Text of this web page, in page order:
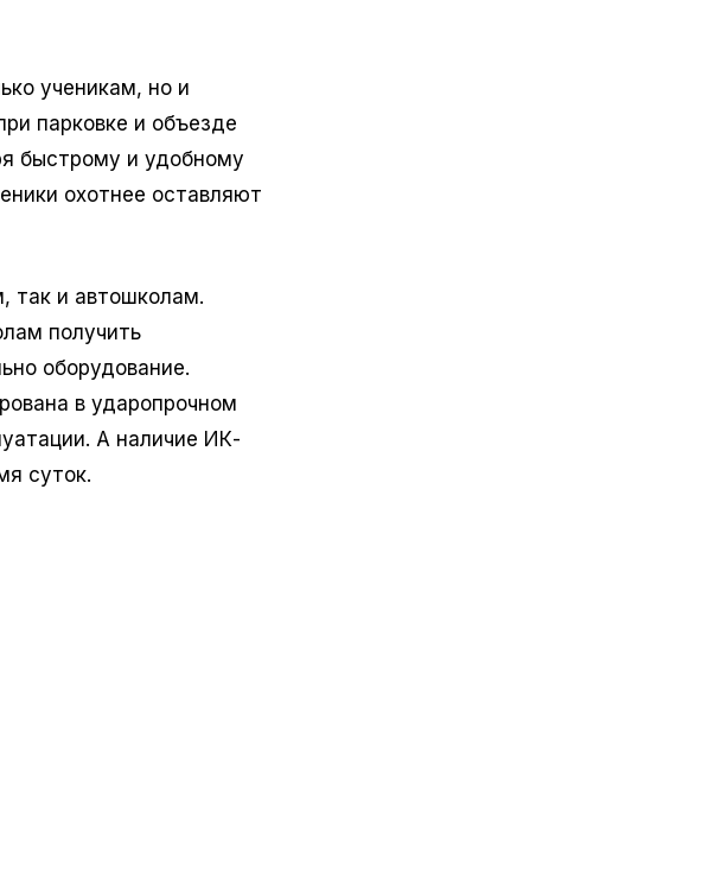
ученикам, но и
парковке и объезде
быстрому и удобному
охотнее оставляют
так и автошколам.
получить
оборудование.
в ударопрочном
А наличие ИК-
суток.